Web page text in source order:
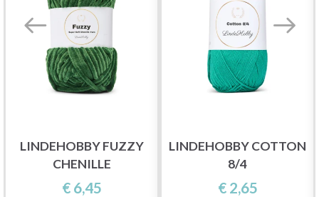
LINDEHOBBY FUZZY
CHENILLE
€ 6,45
LINDEHOBBY COTTON
8/4
€ 2,65